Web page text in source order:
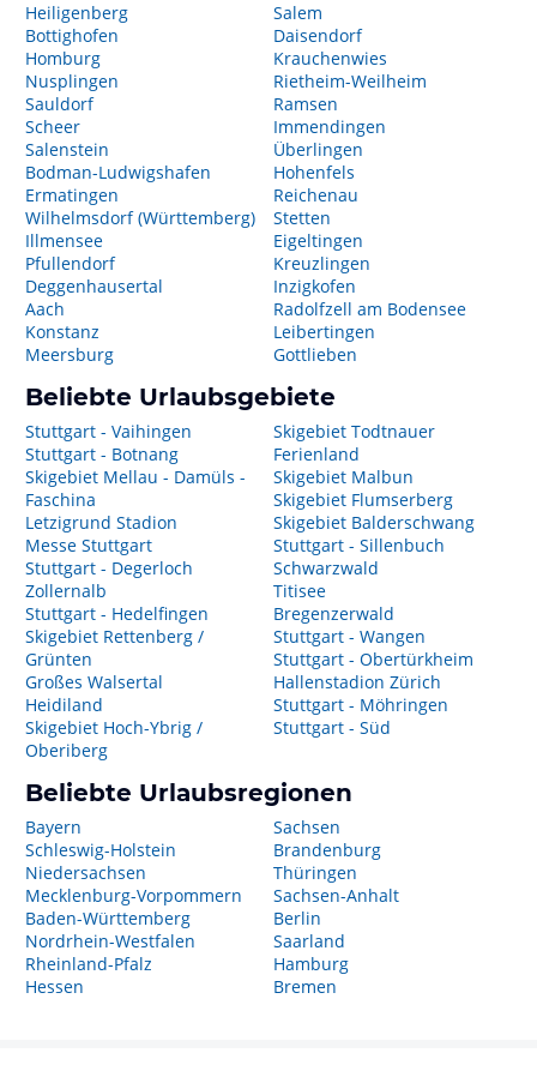
Heiligenberg
Bottighofen
Homburg
Nusplingen
Sauldorf
Scheer
Salenstein
Bodman-Ludwigshafen
Ermatingen
Wilhelmsdorf (Württemberg)
Illmensee
Pfullendorf
Deggenhausertal
Aach
Konstanz
Meersburg
Salem
Daisendorf
Krauchenwies
Rietheim-Weilheim
Ramsen
Immendingen
Überlingen
Hohenfels
Reichenau
Stetten
Eigeltingen
Kreuzlingen
Inzigkofen
Radolfzell am Bodensee
Leibertingen
Gottlieben
Beliebte Urlaubsgebiete
Stuttgart - Vaihingen
Stuttgart - Botnang
Skigebiet Mellau - Damüls -
Faschina
Letzigrund Stadion
Messe Stuttgart
Stuttgart - Degerloch
Zollernalb
Stuttgart - Hedelfingen
Skigebiet Rettenberg /
Grünten
Großes Walsertal
Heidiland
Skigebiet Hoch-Ybrig /
Oberiberg
Skigebiet Todtnauer
Ferienland
Skigebiet Malbun
Skigebiet Flumserberg
Skigebiet Balderschwang
Stuttgart - Sillenbuch
Schwarzwald
Titisee
Bregenzerwald
Stuttgart - Wangen
Stuttgart - Obertürkheim
Hallenstadion Zürich
Stuttgart - Möhringen
Stuttgart - Süd
Beliebte Urlaubsregionen
Bayern
Schleswig-Holstein
Niedersachsen
Mecklenburg-Vorpommern
Baden-Württemberg
Nordrhein-Westfalen
Rheinland-Pfalz
Hessen
Sachsen
Brandenburg
Thüringen
Sachsen-Anhalt
Berlin
Saarland
Hamburg
Bremen